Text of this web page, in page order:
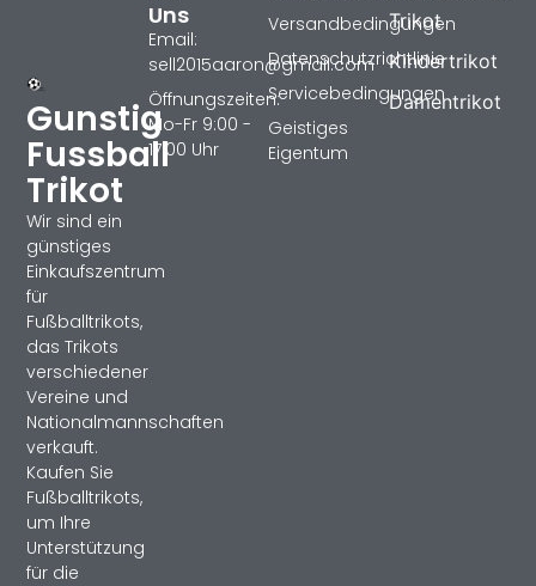
Gunstig
Fussball
Trikot
Wir sind ein
günstiges
Einkaufszentrum
für
Fußballtrikots,
das Trikots
verschiedener
Vereine und
Nationalmannschaften
verkauft.
Kaufen Sie
Fußballtrikots,
um Ihre
Unterstützung
für die
Trikot
Kindertrikot
Damentrikot
Versandbedingungen
Datenschutzrichtlinie
Servicebedingungen
Geistiges
Eigentum
Uns
Email:
sell2015aaron@gmail.com
Öffnungszeiten:
Mo-Fr 9:00 -
17:00 Uhr